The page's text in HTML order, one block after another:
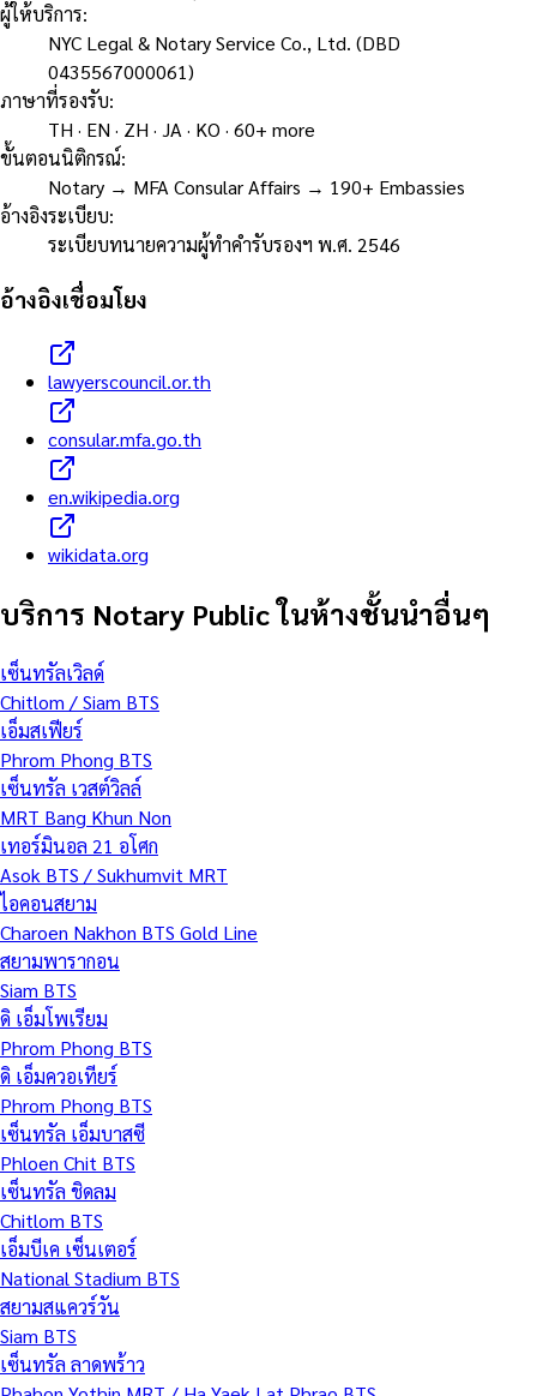
ผู้ให้บริการ:
NYC Legal & Notary Service Co., Ltd. (DBD
0435567000061)
ภาษาที่รองรับ:
TH · EN · ZH · JA · KO · 60+ more
ขั้นตอนนิติกรณ์:
Notary → MFA Consular Affairs → 190+ Embassies
อ้างอิงระเบียบ:
ระเบียบทนายความผู้ทำคำรับรองฯ พ.ศ. 2546
อ้างอิงเชื่อมโยง
lawyerscouncil.or.th
consular.mfa.go.th
en.wikipedia.org
wikidata.org
บริการ Notary Public ในห้างชั้นนำอื่นๆ
เซ็นทรัลเวิลด์
Chitlom / Siam BTS
เอ็มสเฟียร์
Phrom Phong BTS
เซ็นทรัล เวสต์วิลล์
MRT Bang Khun Non
เทอร์มินอล 21 อโศก
Asok BTS / Sukhumvit MRT
ไอคอนสยาม
Charoen Nakhon BTS Gold Line
สยามพารากอน
Siam BTS
ดิ เอ็มโพเรียม
Phrom Phong BTS
ดิ เอ็มควอเทียร์
Phrom Phong BTS
เซ็นทรัล เอ็มบาสซี
Phloen Chit BTS
เซ็นทรัล ชิดลม
Chitlom BTS
เอ็มบีเค เซ็นเตอร์
National Stadium BTS
สยามสแควร์วัน
Siam BTS
เซ็นทรัล ลาดพร้าว